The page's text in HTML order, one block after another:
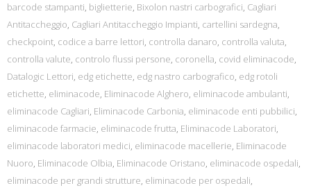
barcode stampanti, biglietterie, Bixolon nastri carbografici, Cagliari
Antitaccheggio, Cagliari Antitaccheggio Impianti, cartellini sardegna,
checkpoint, codice a barre lettori, controlla danaro, controlla valuta,
controlla valute, controlo flussi persone, coronella, covid eliminacode,
Datalogic Lettori, edg etichette, edg nastro carbografico, edg rotoli
etichette, eliminacode, Eliminacode Alghero, eliminacode ambulanti,
eliminacode Cagliari, Eliminacode Carbonia, eliminacode enti pubbilici,
eliminacode farmacie, eliminacode frutta, Eliminacode Laboratori,
eliminacode laboratori medici, eliminacode macellerie, Eliminacode
Nuoro, Eliminacode Olbia, Eliminacode Oristano, eliminacode ospedali,
eliminacode per grandi strutture, eliminacode per ospedali,